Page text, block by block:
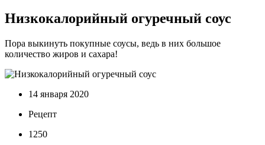
Низкокалорийный огуречный соус
Пора выкинуть покупные соусы, ведь в них большое
количество жиров и сахара!
14 января 2020
Рецепт
1250